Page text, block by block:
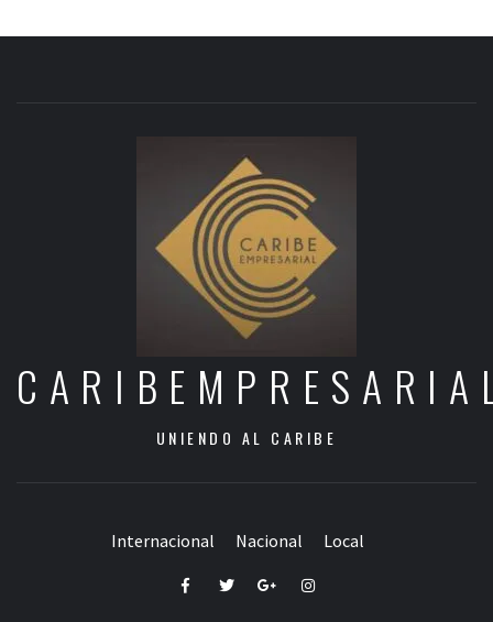
UNIENDO AL CARIBE
Internacional Nacional Local
FacebookTwitterGoogle+Instagram